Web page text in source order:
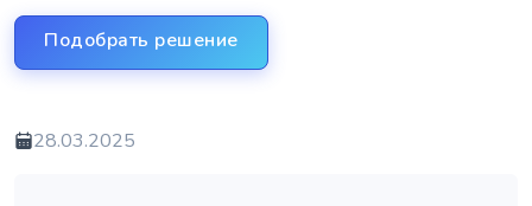
Подобрать решение
28.03.2025